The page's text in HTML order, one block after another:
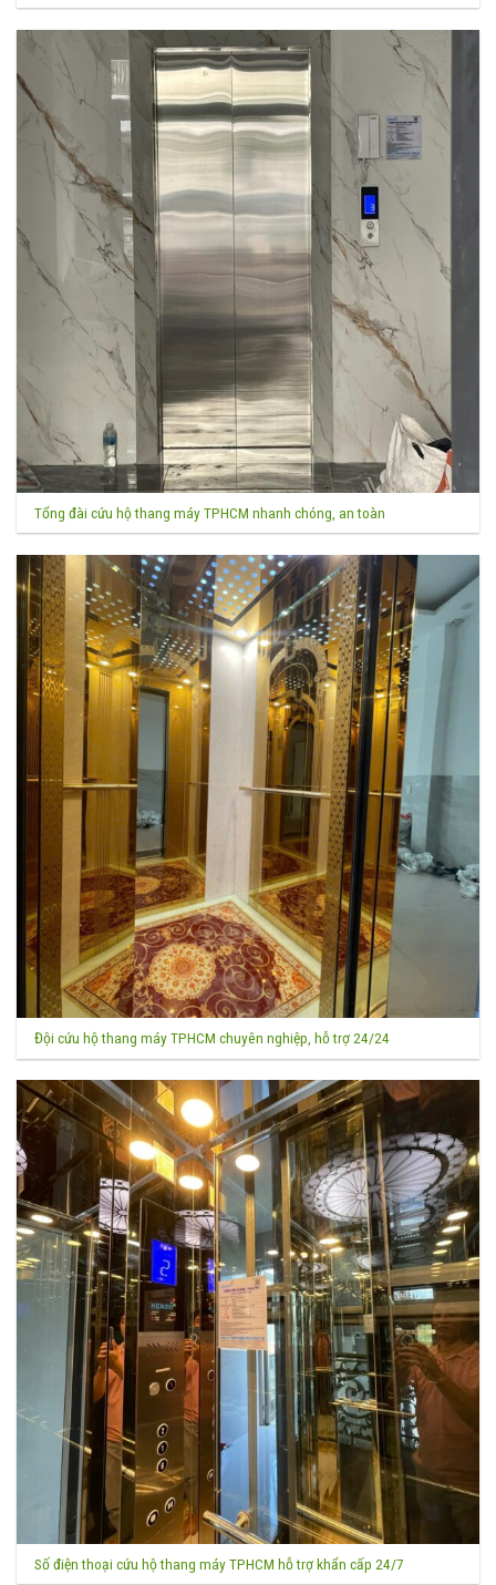
Tổng đài cứu hộ thang máy TPHCM nhanh chóng, an toàn
Đội cứu hộ thang máy TPHCM chuyên nghiệp, hỗ trợ 24/24
Số điện thoại cứu hộ thang máy TPHCM hỗ trợ khẩn cấp 24/7